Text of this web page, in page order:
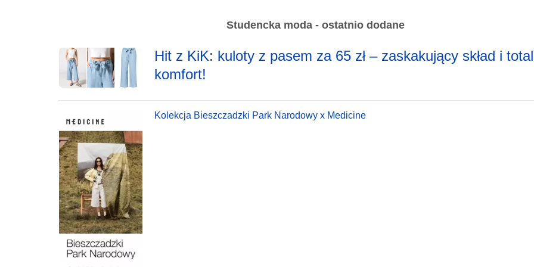
Studencka moda - ostatnio dodane
Hit z KiK: kuloty z pasem za 65 zł – zaskakujący skład i
komfort!
Kolekcja Bieszczadzki Park Narodowy x Medicine